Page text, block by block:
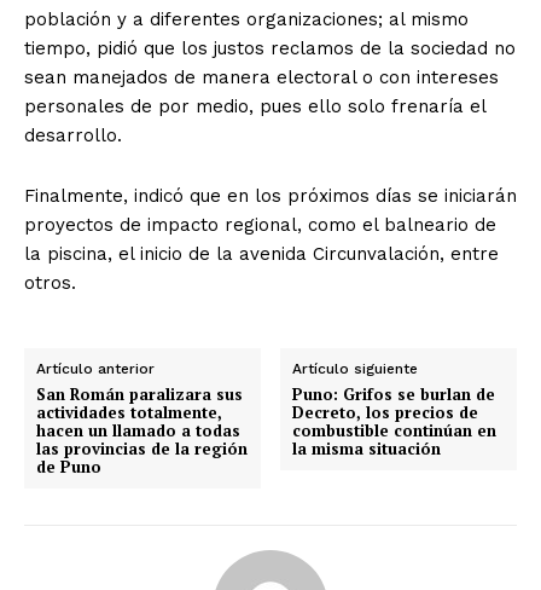
población y a diferentes organizaciones; al mismo
tiempo, pidió que los justos reclamos de la sociedad no
sean manejados de manera electoral o con intereses
personales de por medio, pues ello solo frenaría el
desarrollo.
Finalmente, indicó que en los próximos días se iniciarán
proyectos de impacto regional, como el balneario de
la piscina, el inicio de la avenida Circunvalación, entre
otros.
Artículo anterior
San Román paralizara sus
actividades totalmente,
hacen un llamado a todas
las provincias de la región
de Puno
Artículo siguiente
Puno: Grifos se burlan de
Decreto, los precios de
combustible continúan en
la misma situación